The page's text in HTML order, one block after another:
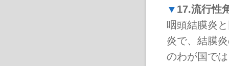
▼ 17.流行性
咽頭結膜炎
炎で、結膜
のわが国で